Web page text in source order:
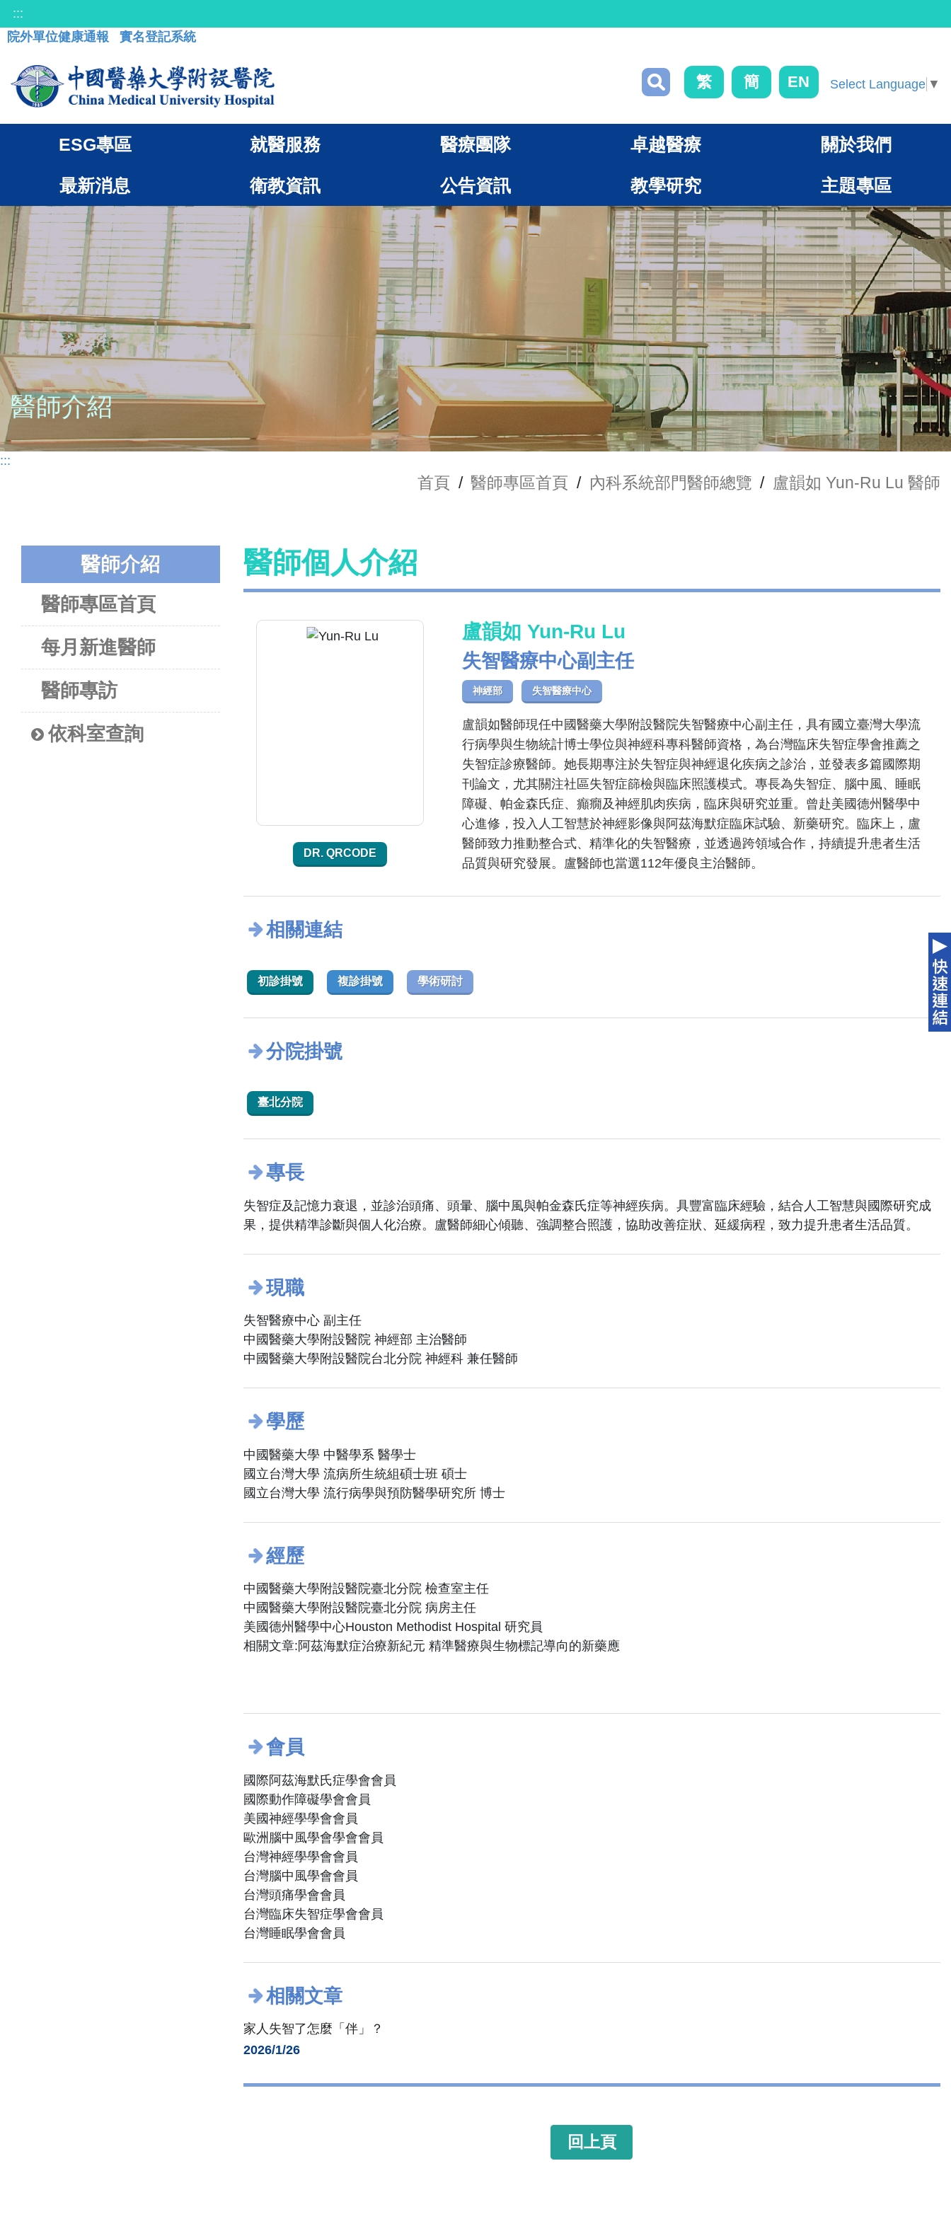
:::
院外單位健康通報
實名登記系統
繁 簡 EN Select Language ▼
ESG專區 就醫服務 醫療團隊 卓越醫療 關於我們
最新消息 衛教資訊 公告資訊 教學研究 主題專區
醫師介紹
:::
首頁 / 醫師專區首頁 / 內科系統部門醫師總覽 / 盧韻如 Yun-Ru Lu 醫師
醫師介紹
醫師專區首頁
每月新進醫師
醫師專訪
依科室查詢
醫師個人介紹
DR. QRCODE
盧韻如 Yun-Ru Lu
失智醫療中心副主任
神經部 失智醫療中心
盧韻如醫師現任中國醫藥大學附設醫院失智醫療中心副主任，具有國立臺灣大學流
行病學與生物統計博士學位與神經科專科醫師資格，為台灣臨床失智症學會推薦之
失智症診療醫師。她長期專注於失智症與神經退化疾病之診治，並發表多篇國際期
刊論文，尤其關注社區失智症篩檢與臨床照護模式。專長為失智症、腦中風、睡眠
障礙、帕金森氏症、癲癇及神經肌肉疾病，臨床與研究並重。曾赴美國德州醫學中
心進修，投入人工智慧於神經影像與阿茲海默症臨床試驗、新藥研究。臨床上，盧
醫師致力推動整合式、精準化的失智醫療，並透過跨領域合作，持續提升患者生活
品質與研究發展。盧醫師也當選112年優良主治醫師。
相關連結
初診掛號 複診掛號 學術研討
分院掛號
臺北分院
專長
失智症及記憶力衰退，並診治頭痛、頭暈、腦中風與帕金森氏症等神經疾病。具豐富臨床經驗，結合人工智慧與國際研究成
果，提供精準診斷與個人化治療。盧醫師細心傾聽、強調整合照護，協助改善症狀、延緩病程，致力提升患者生活品質。
現職
失智醫療中心 副主任
中國醫藥大學附設醫院 神經部 主治醫師
中國醫藥大學附設醫院台北分院 神經科 兼任醫師
學歷
中國醫藥大學 中醫學系 醫學士
國立台灣大學 流病所生統組碩士班 碩士
國立台灣大學 流行病學與預防醫學研究所 博士
經歷
中國醫藥大學附設醫院臺北分院 檢查室主任
中國醫藥大學附設醫院臺北分院 病房主任
美國德州醫學中心Houston Methodist Hospital 研究員
相關文章:阿茲海默症治療新紀元 精準醫療與生物標記導向的新藥應
會員
國際阿茲海默氏症學會會員
國際動作障礙學會會員
美國神經學學會會員
歐洲腦中風學會學會會員
台灣神經學學會會員
台灣腦中風學會會員
台灣頭痛學會會員
台灣臨床失智症學會會員
台灣睡眠學會會員
相關文章
家人失智了怎麼「伴」？
2026/1/26
回上頁